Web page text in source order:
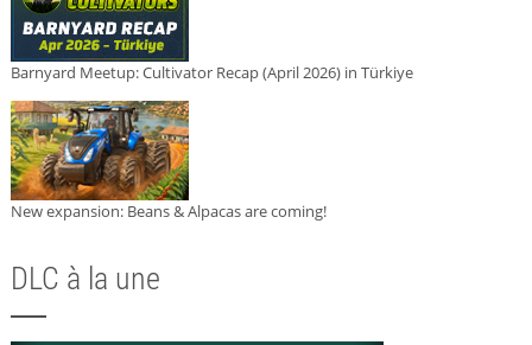
Barnyard Meetup: Cultivator Recap (April 2026) in Türkiye
New expansion: Beans & Alpacas are coming!
DLC à la une